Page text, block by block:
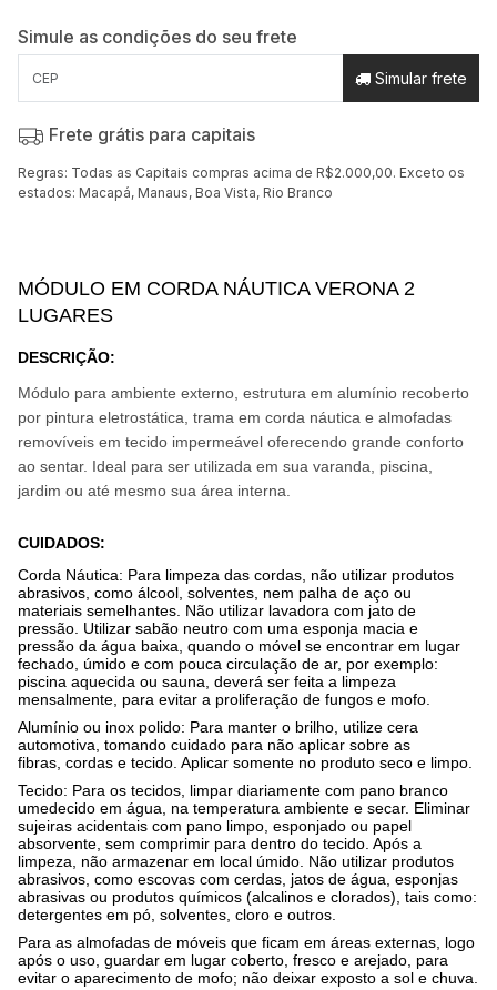
Simule as condições do seu frete
Simular frete
Frete grátis para capitais
Regras: Todas as Capitais compras acima de R$2.000,00. Exceto os
estados: Macapá, Manaus, Boa Vista, Rio Branco
MÓDULO EM CORDA NÁUTICA VERONA 2
LUGARES
DESCRIÇÃO:
Módulo para ambiente externo, estrutura em alumínio recoberto
por pintura eletrostática, trama em corda náutica e almofadas
removíveis em tecido impermeável oferecendo grande conforto
ao sentar. Ideal para ser utilizada em sua varanda, piscina,
jardim ou até mesmo sua área interna.
CUIDADOS:
Corda Náutica: Para limpeza das cordas, não utilizar produtos
abrasivos, como álcool, solventes, nem palha de aço ou
materiais semelhantes. Não utilizar lavadora com jato de
pressão. Utilizar sabão neutro com uma esponja macia e
pressão da água baixa, quando o móvel se encontrar em lugar
fechado, úmido e com pouca circulação de ar, por exemplo:
piscina aquecida ou sauna, deverá ser feita a limpeza
mensalmente, para evitar a proliferação de fungos e mofo.
Alumínio ou inox polido: Para manter o brilho, utilize cera
automotiva, tomando cuidado para não aplicar sobre as
fibras, cordas e tecido. Aplicar somente no produto seco e limpo.
Tecido: Para os tecidos, limpar diariamente com pano branco
umedecido em água, na temperatura ambiente e secar. Eliminar
sujeiras acidentais com pano limpo, esponjado ou papel
absorvente, sem comprimir para dentro do tecido. Após a
limpeza, não armazenar em local úmido. Não utilizar produtos
abrasivos, como escovas com cerdas, jatos de água, esponjas
abrasivas ou produtos químicos (alcalinos e clorados), tais como:
detergentes em pó, solventes, cloro e outros.
Para as almofadas de móveis que ficam em áreas externas, logo
após o uso, guardar em lugar coberto, fresco e arejado, para
evitar o aparecimento de mofo; não deixar exposto a sol e chuva.